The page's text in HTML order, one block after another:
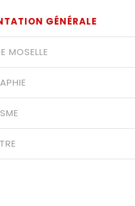
GÉNÉRALE
MOSELLE